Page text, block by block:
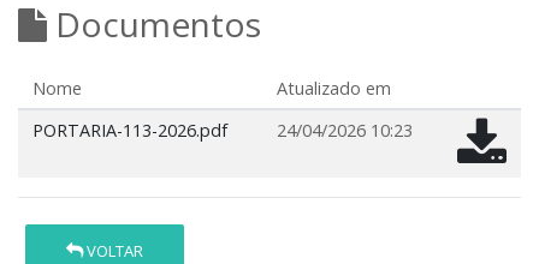
Documentos
Nome
Atualizado em
PORTARIA-113-2026.pdf
24/04/2026 10:23
VOLTAR